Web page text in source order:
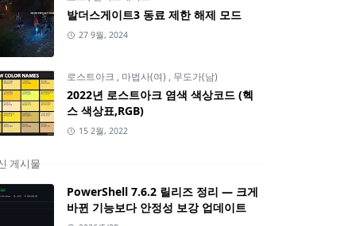
발더스게이트3 동료 제한 해제 모드
27 9월, 2024
로스트아크 , 마법사(여) , 무도가(남)
2022년 로스트아크 염색 색상코드 (헥
스 색상표,RGB)
15 2월, 2022
게시물
PowerShell 7.6.2 릴리즈 정리 — 크게
바뀐 기능보다 안정성 보강 업데이트